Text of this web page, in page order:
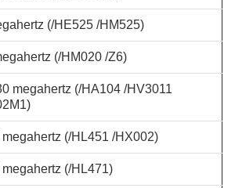
(/HE525 /HM525)
(/HM020 /Z6)
megahertz (/HA104 /HV3011
(/HL451 /HX002)
(/HL471)